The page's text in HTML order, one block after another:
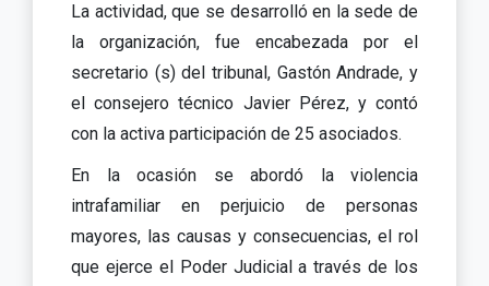
La actividad, que se desarrolló en la sede de
la organización, fue encabezada por el
secretario (s) del tribunal, Gastón Andrade, y
el consejero técnico Javier Pérez, y contó
con la activa participación de 25 asociados.
En la ocasión se abordó la violencia
intrafamiliar en perjuicio de personas
mayores, las causas y consecuencias, el rol
que ejerce el Poder Judicial a través de los